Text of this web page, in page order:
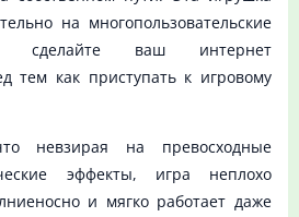
на многопользовательские
сделайте ваш интернет
тем как приступать к игровому
невзирая на превосходные
эффекты, игра неплохо
и мягко работает даже